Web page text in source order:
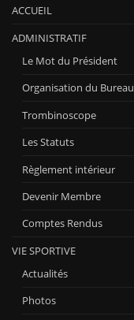
ACCUEIL
ADMINISTRATIF
Le Mot du Président
Organisation du Bureau
Trombinoscope
Les Statuts
Règlement intérieur
Devenir Membre
Comptes Rendus
VIE SPORTIVE
Actualités
Photos